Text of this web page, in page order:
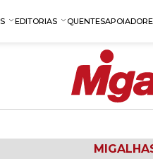
EDITORIAS QUENTES